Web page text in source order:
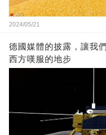
2024/05/21
德國媒體的披露，讓我
西方嘆服的地步